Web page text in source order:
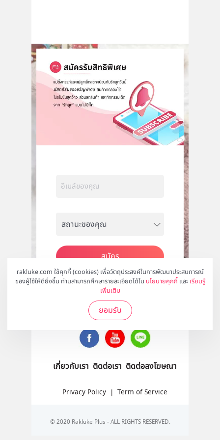
rakluke.com ใช้คุกกี้ (cookies) เพื่อวัตถุประสงค์ในการพัฒนาประสบการณ์
ของผู้ใช้ให้ดียิ่งขึ้น ท่านสามารถศึกษารายละเอียดได้ใน นโยบายคุกกี้ และ เรียนรู้
เพิ่มเติม
ยอมรับ
สมัคร
ติดตามเราได้ที่
เกี่ยวกับเรา ติดต่อเรา ติดต่อลงโฆษณา
Privacy Policy | Term of Service
© 2020 Rakluke Plus - ALL RIGHTS RESERVED.